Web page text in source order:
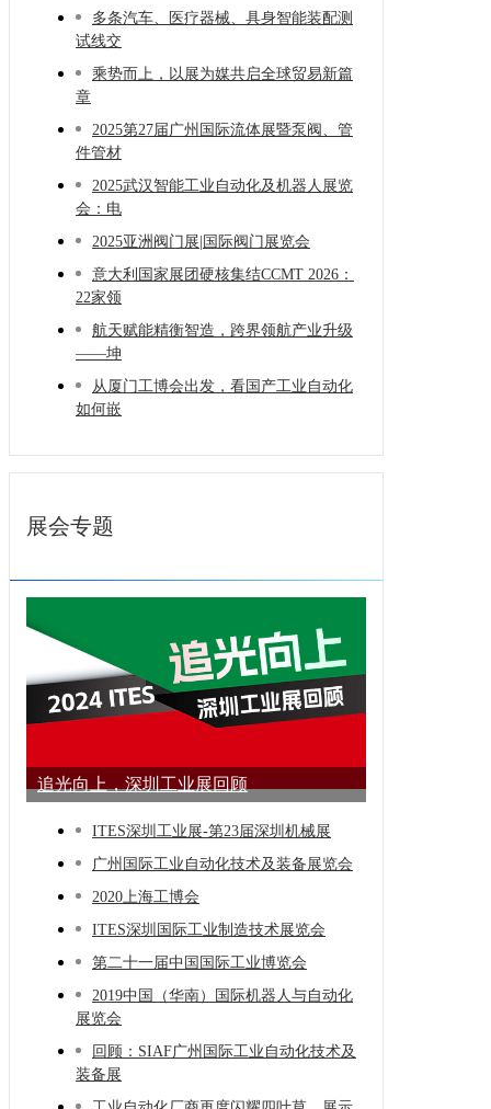
多条汽车、医疗器械、具身智能装配测
试线交
乘势而上，以展为媒共启全球贸易新篇
章
2025第27届广州国际流体展暨泵阀、管
件管材
2025武汉智能工业自动化及机器人展览
会：电
2025亚洲阀门展|国际阀门展览会
意大利国家展团硬核集结CCMT 2026：
22家领
航天赋能精衡智造，跨界领航产业升级
——坤
从厦门工博会出发，看国产工业自动化
如何嵌
展会专题
追光向上，深圳工业展回顾
ITES深圳工业展-第23届深圳机械展
广州国际工业自动化技术及装备展览会
2020上海工博会
ITES深圳国际工业制造技术展览会
第二十一届中国国际工业博览会
2019中国（华南）国际机器人与自动化
展览会
回顾：SIAF广州国际工业自动化技术及
装备展